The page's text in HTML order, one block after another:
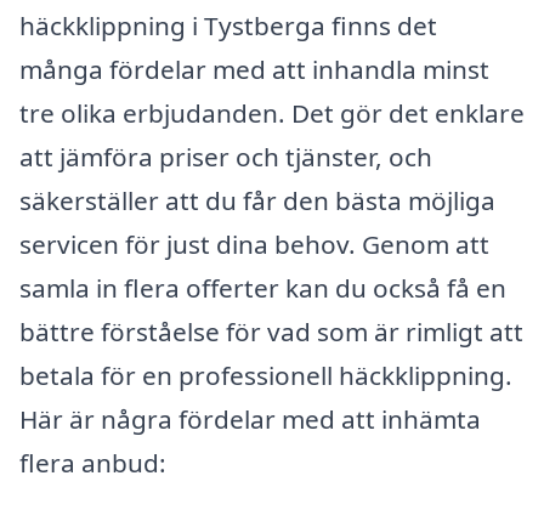
häckklippning i Tystberga finns det
många fördelar med att inhandla minst
tre olika erbjudanden. Det gör det enklare
att jämföra priser och tjänster, och
säkerställer att du får den bästa möjliga
servicen för just dina behov. Genom att
samla in flera offerter kan du också få en
bättre förståelse för vad som är rimligt att
betala för en professionell häckklippning.
Här är några fördelar med att inhämta
flera anbud: